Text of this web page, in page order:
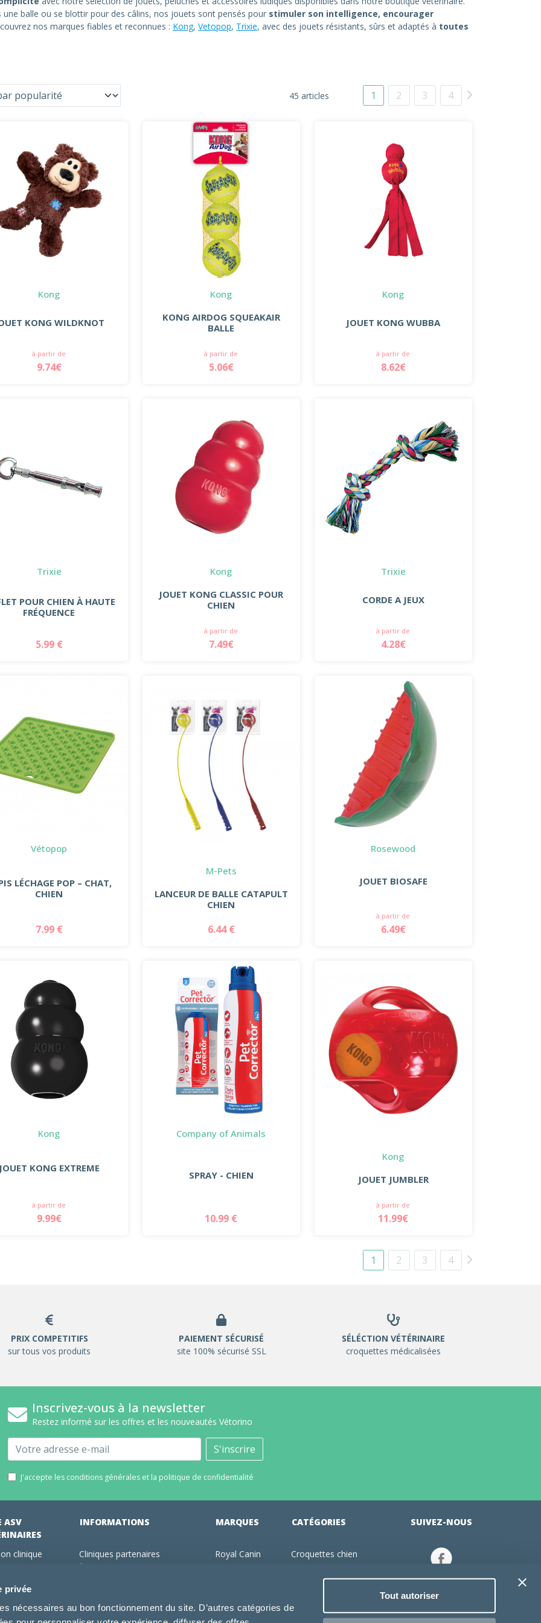
privée
nécessaires au bon fonctionnement du site. D’autres catégories de
Tout autoriser
balle ou se blottir pour des câlins, nos jouets sont pensés pour stimuler son intelligence, encourager
nos marques fiables et reconnues : Kong, Vetopop, Trixie, avec des jouets résistants, sûrs et adaptés à toutes
45 articles 1 2 3 4
Kong
KONG WILDKNOT
à partir de
9.74€
Kong
KONG AIRDOG SQUEAKAIR
BALLE
à partir de
5.06€
Kong
JOUET KONG WUBBA
à partir de
8.62€
Trixie
POUR CHIEN À HAUTE
FRÉQUENCE
5.99 €
Kong
JOUET KONG CLASSIC POUR
CHIEN
à partir de
7.49€
Trixie
CORDE A JEUX
à partir de
4.28€
Vétopop
LÉCHAGE POP – CHAT,
CHIEN
7.99 €
M-Pets
LANCEUR DE BALLE CATAPULT
CHIEN
6.44 €
Rosewood
JOUET BIOSAFE
à partir de
6.49€
Kong
KONG EXTREME
à partir de
9.99€
Company of Animals
SPRAY - CHIEN
10.99 €
Kong
JOUET JUMBLER
à partir de
11.99€
1 2 3 4
PRIX COMPETITIFS
sur tous vos produits
PAIEMENT SÉCURISÉ
site 100% sécurisé SSL
SÉLÉCTION VÉTÉRINAIRE
croquettes médicalisées
Inscrivez-vous à la newsletter
Restez informé sur les offres et les nouveautés Vétorino
Email S'inscrire
J'accepte les conditions générales et la politique de confidentialité
ASV
clinique
Vétorino
INFORMATIONS
Cliniques partenaires
Utilisation des cookies
MARQUES
Royal Canin
Specific
CATÉGORIES
Croquettes chien
Jouets chien
Produits vétérinaire chien
SUIVEZ-NOUS